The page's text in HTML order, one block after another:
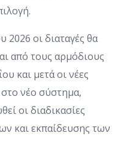
2026 οι διαταγές θα
από τους αρμόδιους
και μετά οι νέες
στο νέο σύστημα,
οι διαδικασίες
και εκπαίδευσης των